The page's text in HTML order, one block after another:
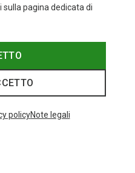
pagina dedicata di
policyNote legali